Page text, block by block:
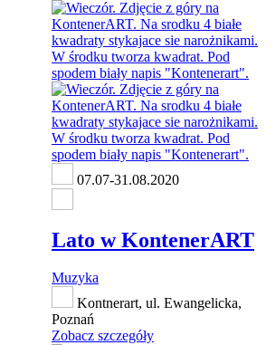
07.07-31.08.2020
Lato w KontenerART
Muzyka
Kontnerart, ul. Ewangelicka,
Poznań
Zobacz szczegóły